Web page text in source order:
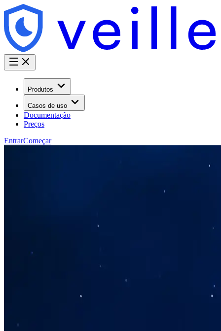
Produtos
Casos de uso
Documentação
Preços
EntrarComeçar